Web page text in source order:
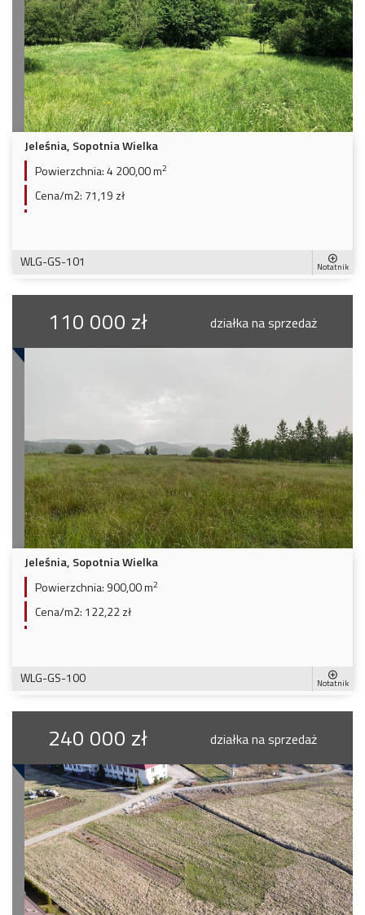
Jeleśnia, Sopotnia Wielka
Powierzchnia:4 200,00 m2
Cena/m2: 71,19 zł
WLG-GS-101 Notatnik
110 000 zł działka na sprzedaż
Jeleśnia, Sopotnia Wielka
Powierzchnia: 900,00 m2
Cena/m2: 122,22 zł
WLG-GS-100 Notatnik
240 000 zł działka na sprzedaż